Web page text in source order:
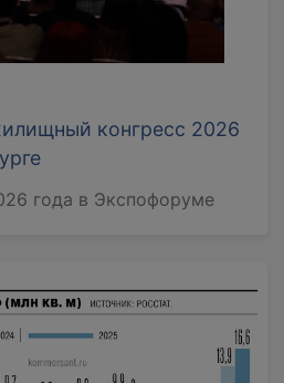
конгресс 2026
года в Экспофоруме